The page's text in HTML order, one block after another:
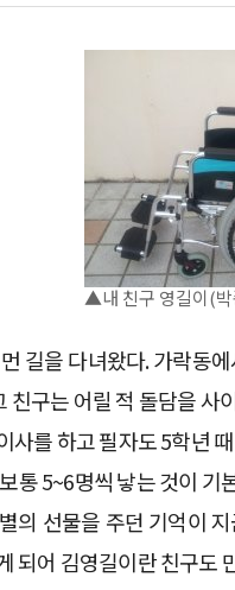
▲내 친구 영길이(
길을 다녀왔다. 가락동
친구는 어릴 적 돌담을
사를 하고 필자도 5학년
통 5~6명씩 낳는 것이
의 선물을 주던 기억이
되어 김영길이란 친구도